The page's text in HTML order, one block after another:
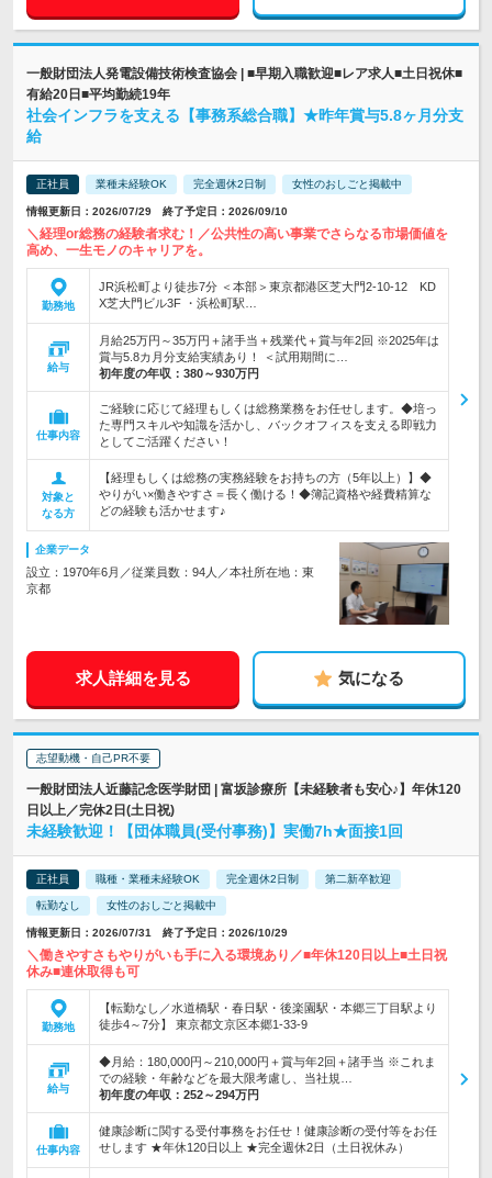
一般財団法人発電設備技術検査協会 | ■早期入職歓迎■レア求人■土日祝休■
有給20日■平均勤続19年
社会インフラを支える【事務系総合職】★昨年賞与5.8ヶ月分支
給
正社員 業種未経験OK 完全週休2日制 女性のおしごと掲載中
情報更新日：2026/07/29 終了予定日：2026/09/10
＼経理or総務の経験者求む！／公共性の高い事業でさらなる市場価値を
高め、一生モノのキャリアを。
勤務地
JR浜松町より徒歩7分 ＜本部＞東京都港区芝大門2-10-12 KD
X芝大門ビル3F ・浜松町駅…
給与
月給25万円～35万円＋諸手当＋残業代＋賞与年2回 ※2025年は
賞与5.8カ月分支給実績あり！ ＜試用期間に…
初年度の年収： 380～930万円
仕事内容
ご経験に応じて経理もしくは総務業務をお任せします。◆培っ
た専門スキルや知識を活かし、バックオフィスを支える即戦力
としてご活躍ください！
対象と
なる方
【経理もしくは総務の実務経験をお持ちの方（5年以上）】◆
やりがい×働きやすさ＝長く働ける！◆簿記資格や経費精算な
どの経験も活かせます♪
企業データ
設立：1970年6月／従業員数：94人／本社所在地：東
京都
求人詳細を見る 気になる
志望動機・自己PR不要
一般財団法人近藤記念医学財団 | 富坂診療所【未経験者も安心♪】年休120
日以上／完休2日(土日祝)
未経験歓迎！【団体職員(受付事務)】実働7h★面接1回
正社員 職種・業種未経験OK 完全週休2日制 第二新卒歓迎
転勤なし 女性のおしごと掲載中
情報更新日：2026/07/31 終了予定日：2026/10/29
＼働きやすさもやりがいも手に入る環境あり／■年休120日以上■土日祝
休み■連休取得も可
勤務地
【転勤なし／水道橋駅・春日駅・後楽園駅・本郷三丁目駅より
徒歩4～7分】 東京都文京区本郷1-33-9
給与
◆月給：180,000円～210,000円＋賞与年2回＋諸手当 ※これま
での経験・年齢などを最大限考慮し、当社規…
初年度の年収： 252～294万円
仕事内容
健康診断に関する受付事務をお任せ！健康診断の受付等をお任
せします ★年休120日以上 ★完全週休2日（土日祝休み）